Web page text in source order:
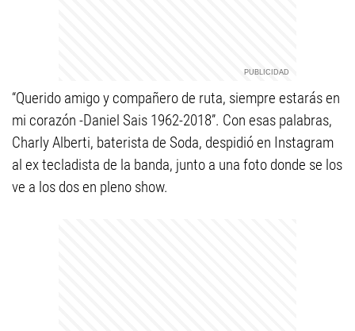
“Querido amigo y compañero de ruta, siempre estarás en
mi corazón -Daniel Sais 1962-2018”. Con esas palabras,
Charly Alberti, baterista de Soda, despidió en Instagram
al ex tecladista de la banda, junto a una foto donde se los
ve a los dos en pleno show.